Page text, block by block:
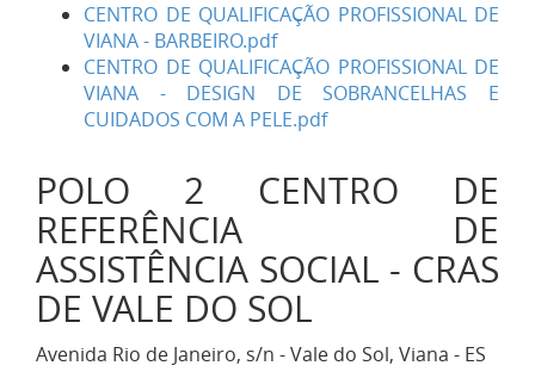
CENTRO DE QUALIFICAÇÃO PROFISSIONAL DE
VIANA - BARBEIRO.pdf
CENTRO DE QUALIFICAÇÃO PROFISSIONAL DE
VIANA - DESIGN DE SOBRANCELHAS E
CUIDADOS COM A PELE.pdf
POLO 2 CENTRO DE
REFERÊNCIA DE
ASSISTÊNCIA SOCIAL - CRAS
DE VALE DO SOL
Avenida Rio de Janeiro, s/n - Vale do Sol, Viana - ES